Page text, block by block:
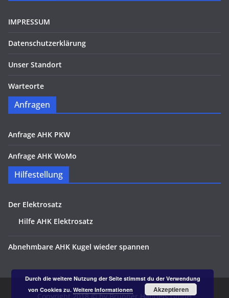
IMPRESSUM
Datenschutzerklärung
Unser Standort
Warteorte
Anfragen
Anfrage AHK PKW
Anfrage AHK WoMo
Hilfestellung
Der Elektrosatz
Hilfe AHK Elektrosatz
Abnehmbare AHK Kugel wieder spannen
Durch die weitere Nutzung der Seite stimmst du der Verwendung
von Cookies zu.Weitere Informationen Akzeptieren